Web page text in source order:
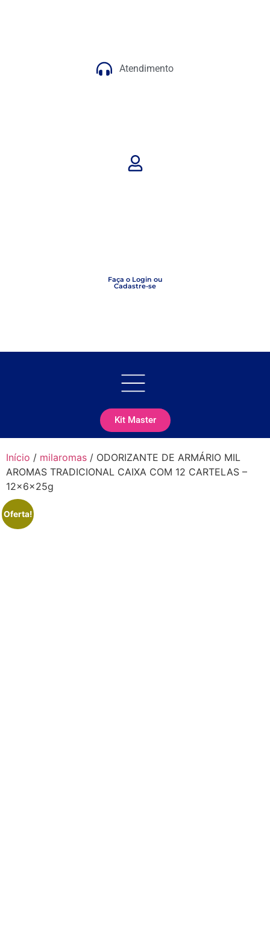
Atendimento
Faça o Login ou
Cadastre-se
Kit Master
Início / milaromas / ODORIZANTE DE ARMÁRIO MIL
AROMAS TRADICIONAL CAIXA COM 12 CARTELAS –
12x6x25g
Oferta!